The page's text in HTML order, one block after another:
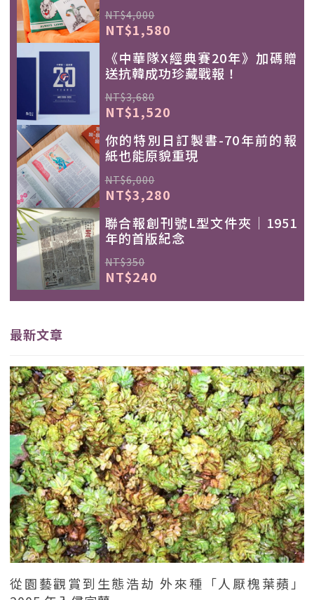
NT$4,000
NT$1,580
《中華隊X經典賽20年》加碼贈
送抗韓成功珍藏戰報！
NT$3,680
NT$1,520
你的特別日訂製書-70年前的報
紙也能原貌重現
NT$6,000
NT$3,280
聯合報創刊號L型文件夾｜1951
年的首版紀念
NT$350
NT$240
最新文章
從園藝觀賞到生態浩劫 外來種「人厭槐葉蘋」